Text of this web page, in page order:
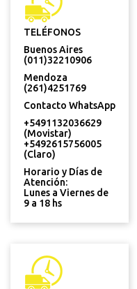
TELÉFONOS
Buenos Aires
(011)32210906
Mendoza
(261)4251769
Contacto WhatsApp
+5491132036629
(Movistar)
+5492615756005
(Claro)
Horario y Días de
Atención:
Lunes a Viernes de
9 a 18 hs